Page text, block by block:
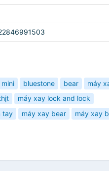
bluestone bear
máy
máy xay lock and lock
tay máy xay bear
máy xay